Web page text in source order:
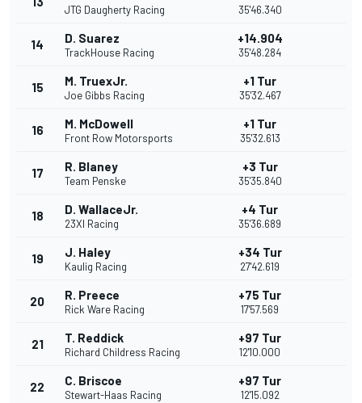
JTG Daugherty Racing 35'46.340
14 D. Suarez
TrackHouse Racing
+14.904
35'48.284
15 M. TruexJr.
Joe Gibbs Racing
+1 Tur
35'32.467
16 M. McDowell
Front Row Motorsports
+1 Tur
35'32.613
17 R. Blaney
Team Penske
+3 Tur
35'35.840
18 D. WallaceJr.
23XI Racing
+4 Tur
35'36.689
19 J. Haley
Kaulig Racing
+34 Tur
27'42.619
20 R. Preece
Rick Ware Racing
+75 Tur
17'57.569
21 T. Reddick
Richard Childress Racing
+97 Tur
12'10.000
22 C. Briscoe
Stewart-Haas Racing
+97 Tur
12'15.092